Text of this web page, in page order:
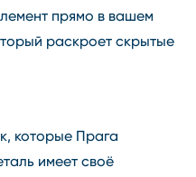
прямо в вашем
раскроет скрытые
которые Прага
имеет своё